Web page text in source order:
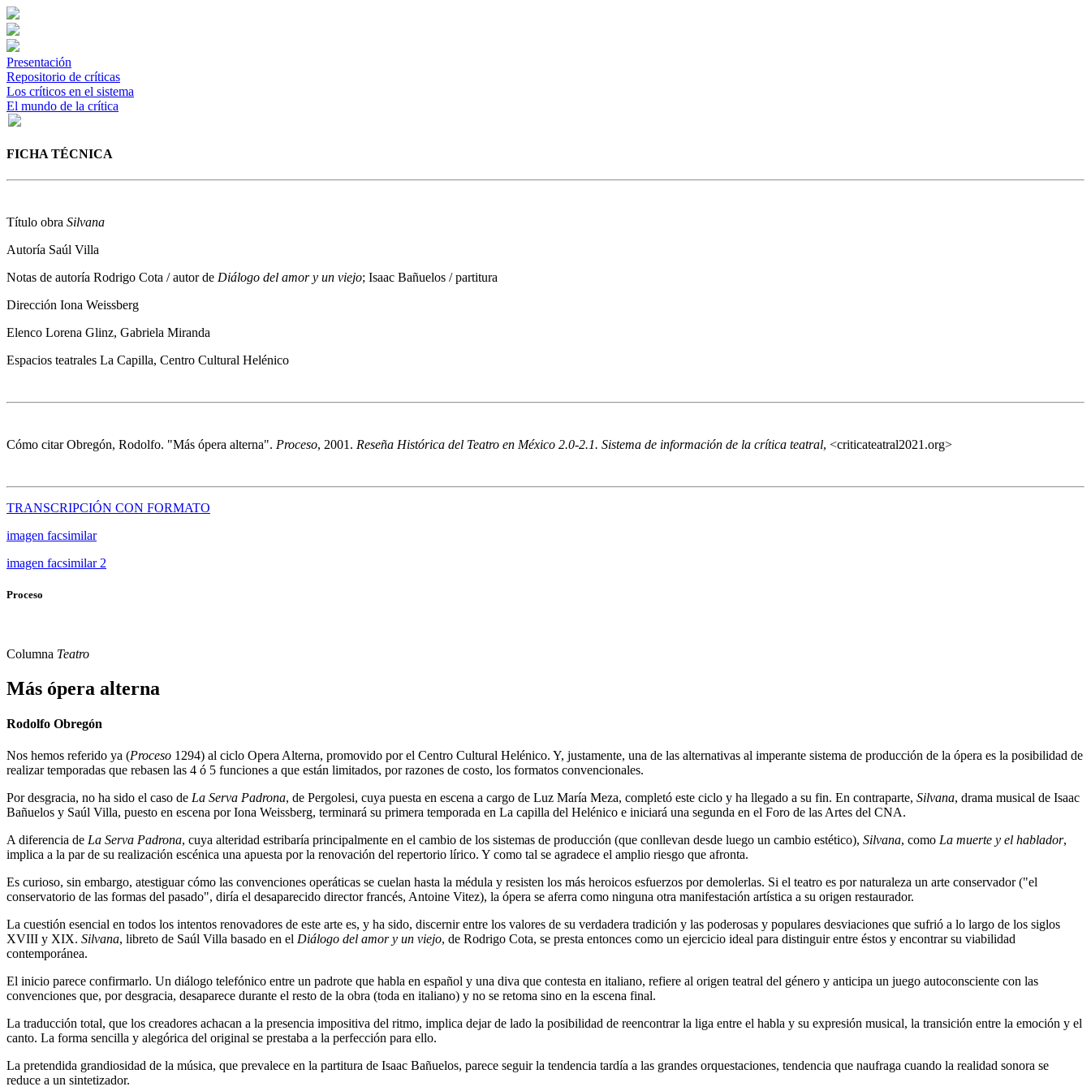
Presentación
Repositorio de críticas
Los críticos en el sistema
El mundo de la crítica
FICHA TÉCNICA
Título obra Silvana
Autoría Saúl Villa
Notas de autoría Rodrigo Cota / autor de Diálogo del amor y un viejo; Isaac Bañuelos / partitura
Dirección Iona Weissberg
Elenco Lorena Glinz, Gabriela Miranda
Espacios teatrales La Capilla, Centro Cultural Helénico
Cómo citarObregón, Rodolfo. "Más ópera alterna". Proceso, 2001. Reseña Histórica del Teatro en México 2.0-2.1. Sistema de información de la crítica teatral, <criticateatral2021.org>
TRANSCRIPCIÓN CON FORMATO
imagen facsimilar
imagen facsimilar 2
Proceso
Columna Teatro
Más ópera alterna
Rodolfo Obregón
Nos hemos referido ya (Proceso 1294) al ciclo Opera Alterna, promovido por el Centro Cultural Helénico. Y, justamente, una de las alternativas al imperante sistema de producción de la ópera es la posibilidad de
realizar temporadas que rebasen las 4 ó 5 funciones a que están limitados, por razones de costo, los formatos convencionales.
Por desgracia, no ha sido el caso de La Serva Padrona, de Pergolesi, cuya puesta en escena a cargo de Luz María Meza, completó este ciclo y ha llegado a su fin. En contraparte, Silvana, drama musical de Isaac
Bañuelos y Saúl Villa, puesto en escena por Iona Weissberg, terminará su primera temporada en La capilla del Helénico e iniciará una segunda en el Foro de las Artes del CNA.
A diferencia de La Serva Padrona, cuya alteridad estribaría principalmente en el cambio de los sistemas de producción (que conllevan desde luego un cambio estético), Silvana, como La muerte y el hablador,
implica a la par de su realización escénica una apuesta por la renovación del repertorio lírico. Y como tal se agradece el amplio riesgo que afronta.
Es curioso, sin embargo, atestiguar cómo las convenciones operáticas se cuelan hasta la médula y resisten los más heroicos esfuerzos por demolerlas. Si el teatro es por naturaleza un arte conservador ("el
conservatorio de las formas del pasado", diría el desaparecido director francés, Antoine Vitez), la ópera se aferra como ninguna otra manifestación artística a su origen restaurador.
La cuestión esencial en todos los intentos renovadores de este arte es, y ha sido, discernir entre los valores de su verdadera tradición y las poderosas y populares desviaciones que sufrió a lo largo de los siglos
XVIII y XIX. Silvana, libreto de Saúl Villa basado en el Diálogo del amor y un viejo, de Rodrigo Cota, se presta entonces como un ejercicio ideal para distinguir entre éstos y encontrar su viabilidad
contemporánea.
El inicio parece confirmarlo. Un diálogo telefónico entre un padrote que habla en español y una diva que contesta en italiano, refiere al origen teatral del género y anticipa un juego autoconsciente con las
convenciones que, por desgracia, desaparece durante el resto de la obra (toda en italiano) y no se retoma sino en la escena final.
La traducción total, que los creadores achacan a la presencia impositiva del ritmo, implica dejar de lado la posibilidad de reencontrar la liga entre el habla y su expresión musical, la transición entre la emoción y el
canto. La forma sencilla y alegórica del original se prestaba a la perfección para ello.
La pretendida grandiosidad de la música, que prevalece en la partitura de Isaac Bañuelos, parece seguir la tendencia tardía a las grandes orquestaciones, tendencia que naufraga cuando la realidad sonora se
reduce a un sintetizador.